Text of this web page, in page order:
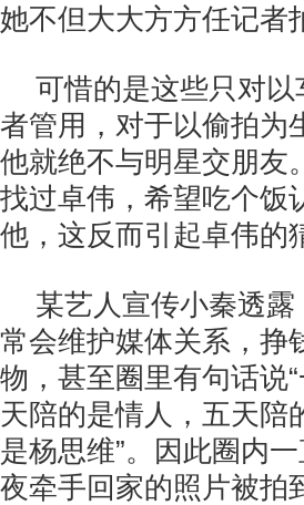
她不但大大方方任记者
可惜的是这些只对
者管用，对于以偷拍为
他就绝不与明星交朋友
找过卓伟，希望吃个饭
他，这反而引起卓伟的
某艺人宣传小秦透
常会维护媒体关系，挣
物，甚至圈里有句话说
天陪的是情人，五天陪
是杨思维”。因此圈内
夜牵手回家的照片被拍